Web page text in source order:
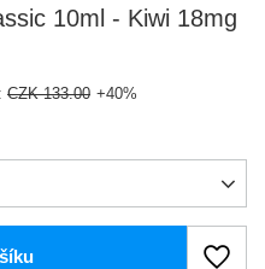
10ml - Kiwi 18mg
CZK 133.00 +40%